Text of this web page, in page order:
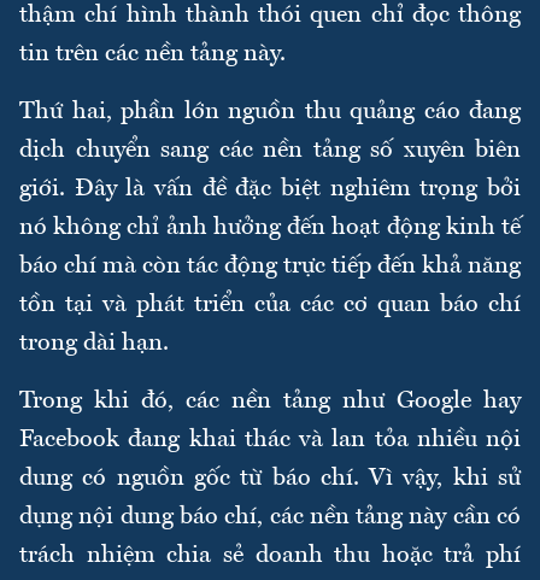
thậm chí hình thành thói quen chỉ đọc thông
tin trên các nền tảng này.
Thứ hai, phần lớn nguồn thu quảng cáo đang
dịch chuyển sang các nền tảng số xuyên biên
giới. Đây là vấn đề đặc biệt nghiêm trọng bởi
nó không chỉ ảnh hưởng đến hoạt động kinh tế
báo chí mà còn tác động trực tiếp đến khả năng
tồn tại và phát triển của các cơ quan báo chí
trong dài hạn.
Trong khi đó, các nền tảng như Google hay
Facebook đang khai thác và lan tỏa nhiều nội
dung có nguồn gốc từ báo chí. Vì vậy, khi sử
dụng nội dung báo chí, các nền tảng này cần có
trách nhiệm chia sẻ doanh thu hoặc trả phí